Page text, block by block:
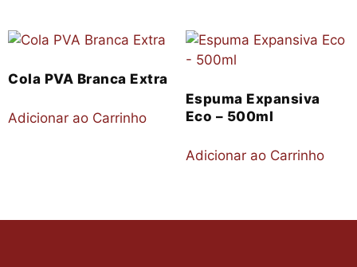
Cola PVA Branca Extra
Adicionar ao Carrinho
Espuma Expansiva
Eco – 500ml
Adicionar ao Carrinho